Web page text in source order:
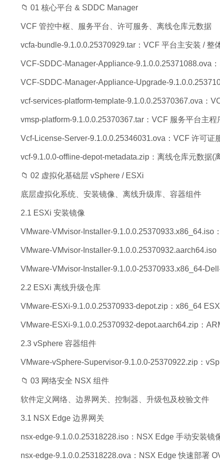
📁 01 核心平台 & SDDC Manager
VCF 管控中枢、服务平台、许可服务、离线仓库元数据
vcfa-bundle-9.1.0.0.25370929.tar：VCF 平台主安装 / 整
VCF-SDDC-Manager-Appliance-9.1.0.0.25371088.ova
VCF-SDDC-Manager-Appliance-Upgrade-
vcf-services-platform-template-9.1.0.0.25370367.ova：
vmsp-platform-9.1.0.0.25370367.tar：VCF 服务平台主程
Vcf-License-Server-9.1.0.0.25346031.ova：VCF 许可证
vcf-9.1.0.0-offline-depot-metadata.zip：离线仓库元数据(
📁 02 虚拟化基础层 vSphere / ESXi
底层虚拟化系统、安装镜像、离线升级库、容器组件
2.1 ESXi 安装镜像
VMware-VMvisor-Installer-9.1.0.0.25370933.x86_64.iso
VMware-VMvisor-Installer-
VMware-VMvisor-Installer-9.1.0.0-25370933.x86_64-
2.2 ESXi 离线升级仓库
VMware-ESXi-9.1.0.0.25370933-depot.zip：x86_64
VMware-ESXi-9.1.0.0.25370932-depot.aarch64.zip：
2.3 vSphere 容器组件
VMware-vSphere-Supervisor-9.1.0.0-25370922.zip：
📁 03 网络安全 NSX 组件
软件定义网络、边界网关、控制器、升级包及校验文件
3.1 NSX Edge 边界网关
nsx-edge-9.1.0.0.25318228.iso：NSX Edge 手动安装镜
nsx-edge-9.1.0.0.25318228.ova：NSX Edge 快速部署